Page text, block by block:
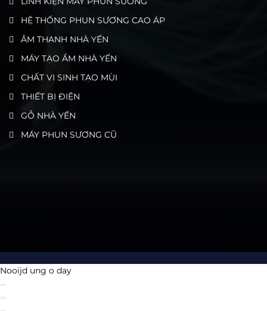
HỆ THỐNG PHUN SƯƠNG CAO ÁP
ÂM THANH NHÀ YẾN
MÁY TẠO ẨM NHÀ YẾN
CHẤT VI SINH TẠO MÙI
THIẾT BỊ ĐIỆN
GỖ NHÀ YẾN
MÁY PHUN SƯƠNG CŨ
Nooijd ung o day